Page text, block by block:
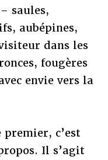
saules,
aubépines,
dans les
fougères
envie vers la
c’est
Il s’agit